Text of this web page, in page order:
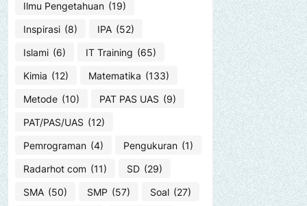
Ilmu Pengetahuan (19)
Inspirasi (8) IPA (52)
Islami (6) IT Training (65)
Kimia (12) Matematika (133)
Metode (10) PAT PAS UAS (9)
PAT/PAS/UAS (12)
Pemrograman (4) Pengukuran (1)
Radarhot com (11) SD (29)
SMA (50) SMP (57) Soal (27)